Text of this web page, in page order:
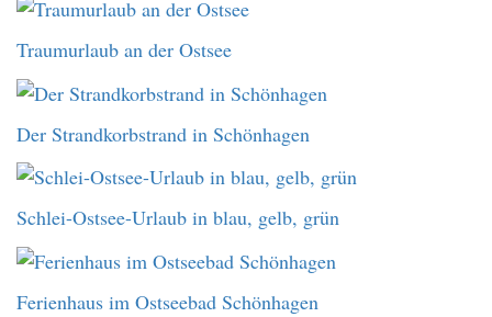
Traumurlaub an der Ostsee
Der Strandkorbstrand in Schönhagen
Schlei-Ostsee-Urlaub in blau, gelb, grün
Ferienhaus im Ostseebad Schönhagen